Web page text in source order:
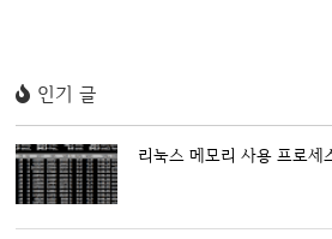
인기 글
리눅스 메모리 사용 프로세